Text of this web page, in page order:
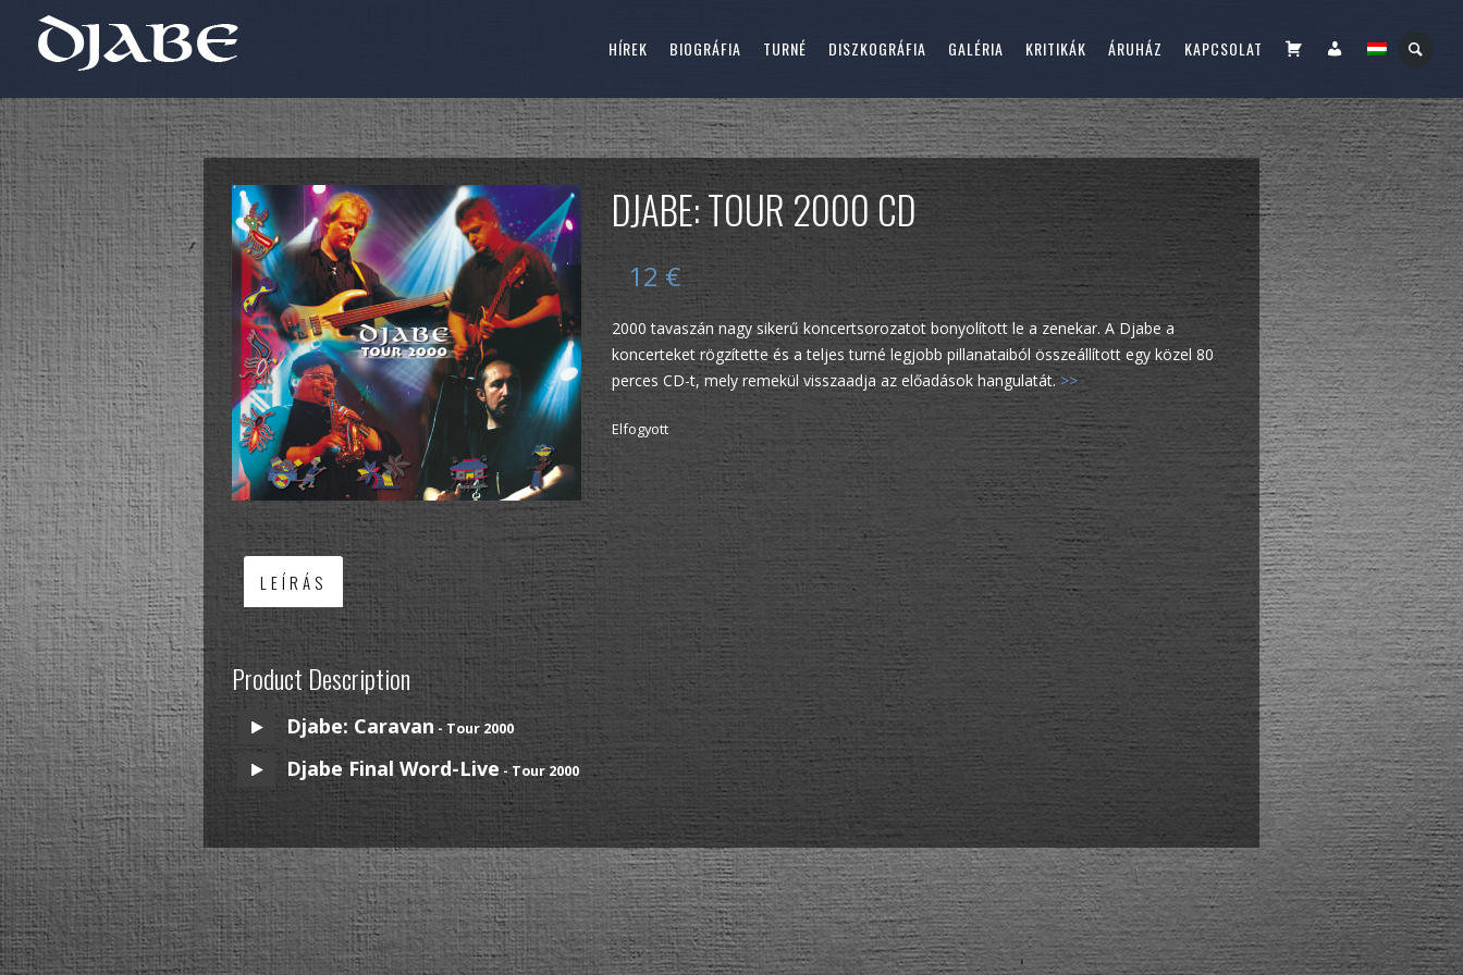
HÍREK BIOGRÁFIA TURNÉ DISZKOGRÁFIA GALÉRIA KRITIKÁK ÁRUHÁZ KAPCSOLAT KOSÁR FIÓKOM
DJABE: TOUR 2000 CD
12 €
2000 tavaszán nagy sikerű koncertsorozatot bonyolított le a zenekar. A Djabe a
koncerteket rögzítette és a teljes turné legjobb pillanataiból összeállított egy közel 80
perces CD-t, mely remekül visszaadja az előadások hangulatát.>>
Elfogyott
LEÍRÁS
Product Description
Djabe: Caravan - Tour 2000
Djabe Final Word-Live - Tour 2000